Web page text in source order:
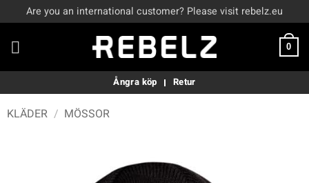
to
content
Are you an international customer? Please visit rebelz.eu
0
Ångra köp Retur
KLÄDER / MÖSSOR